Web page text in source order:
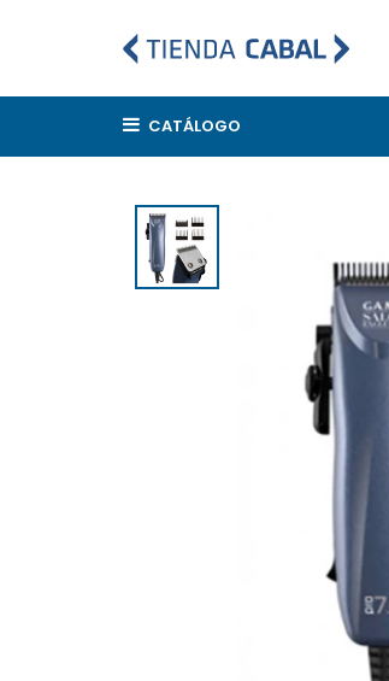
CATÁLOGO